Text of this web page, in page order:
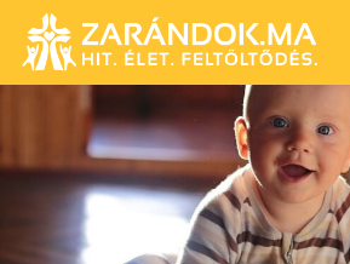
content